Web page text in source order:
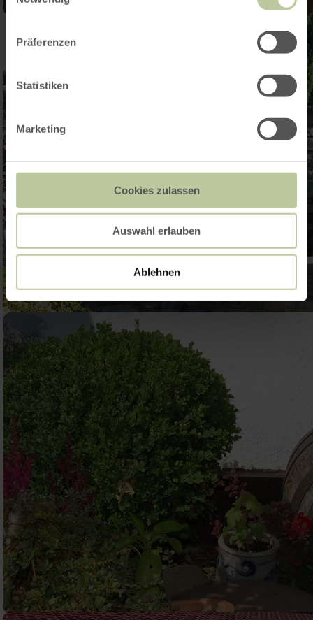
Präferenzen
Statistiken
Marketing
Cookies zulassen
Auswahl erlauben
Ablehnen